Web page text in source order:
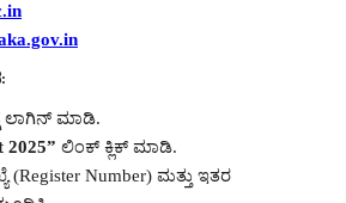
ಲಾಗಿನ್ ಮಾಡಿ.
2025” ಲಿಂಕ್ ಕ್ಲಿಕ್ ಮಾಡಿ.
Number) ಮತ್ತು ಇತರ